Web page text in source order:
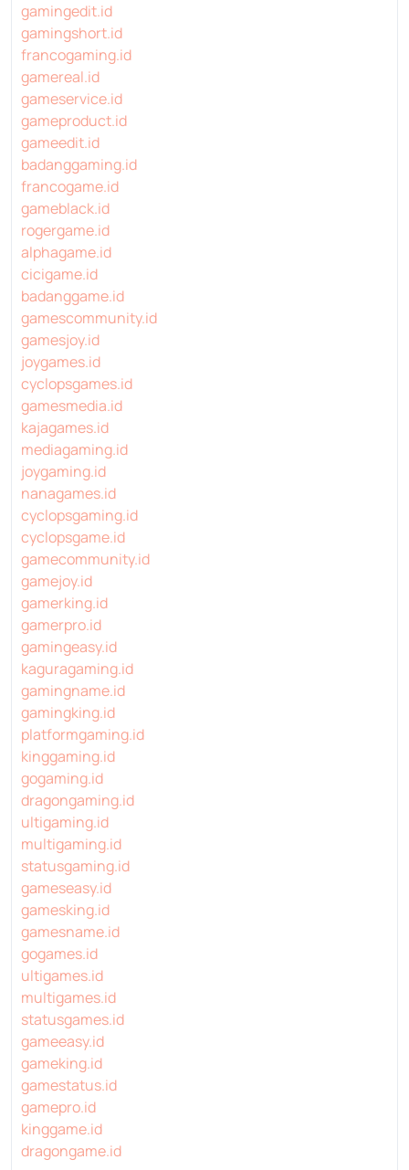
gamingedit.id
gamingshort.id
francogaming.id
gamereal.id
gameservice.id
gameproduct.id
gameedit.id
badanggaming.id
francogame.id
gameblack.id
rogergame.id
alphagame.id
cicigame.id
badanggame.id
gamescommunity.id
gamesjoy.id
joygames.id
cyclopsgames.id
gamesmedia.id
kajagames.id
mediagaming.id
joygaming.id
nanagames.id
cyclopsgaming.id
cyclopsgame.id
gamecommunity.id
gamejoy.id
gamerking.id
gamerpro.id
gamingeasy.id
kaguragaming.id
gamingname.id
gamingking.id
platformgaming.id
kinggaming.id
gogaming.id
dragongaming.id
ultigaming.id
multigaming.id
statusgaming.id
gameseasy.id
gamesking.id
gamesname.id
gogames.id
ultigames.id
multigames.id
statusgames.id
gameeasy.id
gameking.id
gamestatus.id
gamepro.id
kinggame.id
dragongame.id